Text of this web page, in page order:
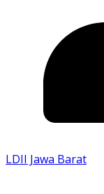
LDII Jawa Barat